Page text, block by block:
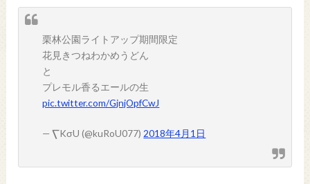
栗林公園ライトアップ期間限定
花見きつねわかめうどん
と
プレモル香るエールの生
pic.twitter.com/GjnjOpfCwJ
— ⎲KσU (@kuRoU077)2018年4月1日